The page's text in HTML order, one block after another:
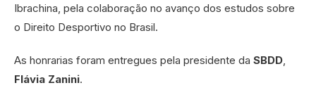
Ibrachina, pela colaboração no avanço dos estudos sobre
o Direito Desportivo no Brasil.
As honrarias foram entregues pela presidente da SBDD
Flávia Zanini.